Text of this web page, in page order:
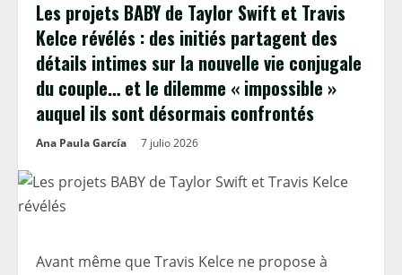
Les projets BABY de Taylor Swift et Travis
Kelce révélés : des initiés partagent des
détails intimes sur la nouvelle vie conjugale
du couple… et le dilemme « impossible »
auquel ils sont désormais confrontés
Ana Paula García 7 julio 2026
Avant même que Travis Kelce ne propose à